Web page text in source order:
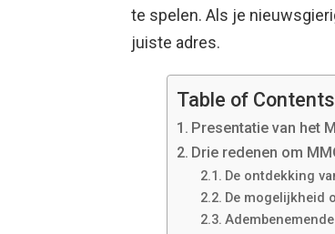
te spelen. Als je
juiste adres.
Table of Contents
Presentatie van het
Drie redenen om
De ontdekking
De mogelijkheid